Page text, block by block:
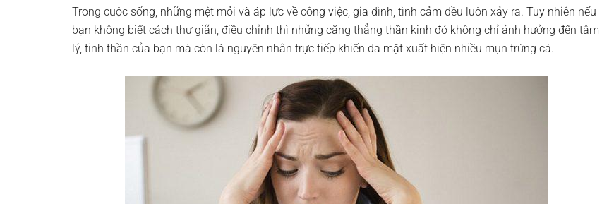
Trong cuộc sống, những mệt mỏi và áp lực về công việc, gia đình, tình cảm đều luôn xảy ra. Tuy nhiên nếu
bạn không biết cách thư giãn, điều chỉnh thì những căng thẳng thần kinh đó không chỉ ảnh hưởng đến tâm
lý, tinh thần của bạn mà còn là nguyên nhân trực tiếp khiến da mặt xuất hiện nhiều mụn trứng cá.